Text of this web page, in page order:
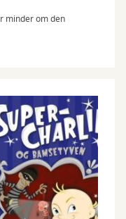
minder om den